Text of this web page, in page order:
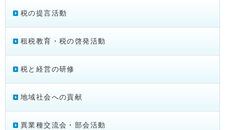
税の提言活動
租税教育・税の啓発活動
税と経営の研修
地域社会への貢献
異業種交流会・部会活動